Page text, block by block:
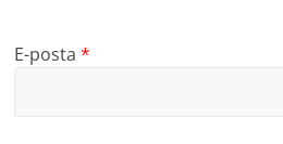
E-posta*